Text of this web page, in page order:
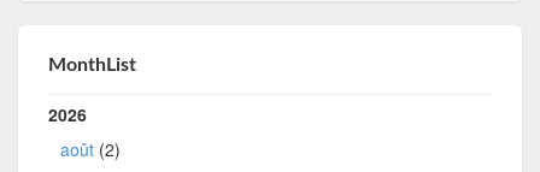
MonthList
2026
août (2)